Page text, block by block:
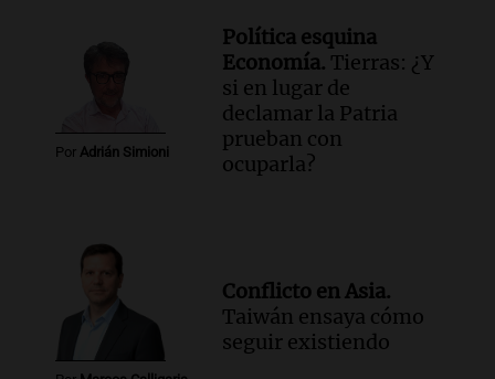
del incendio forestal en Villa Yacanto
Ahora país
Episodios
Las claves del giro en la causa de
la mujer quemada en la E-53: por qué
detuvieron a su esposo
Audio.
candidato a gobernador de Mendoza
para 2027
Panorama Federal
Por Adrián Simioni
Política esquina
Economía. Tierras: ¿Y
si en lugar de
declamar la Patria
prueban con
ocuparla?
Conflicto en Asia.
Taiwán ensaya cómo
seguir existiendo